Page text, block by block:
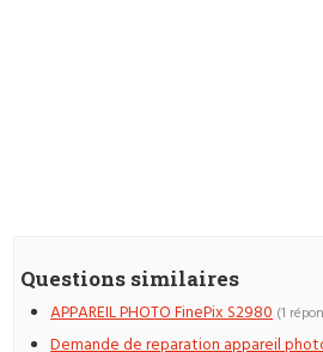
Questions similaires
APPAREIL PHOTO FinePix S2980 (1
Demande de reparation appareil